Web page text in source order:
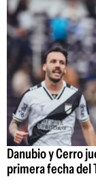
Danubio y Cerro
primera fecha del